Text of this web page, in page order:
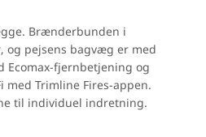
Brænderbunden i
pejsens bagvæg er med
Ecomax-fjernbetjening og
med Trimline Fires-appen.
til individuel indretning.